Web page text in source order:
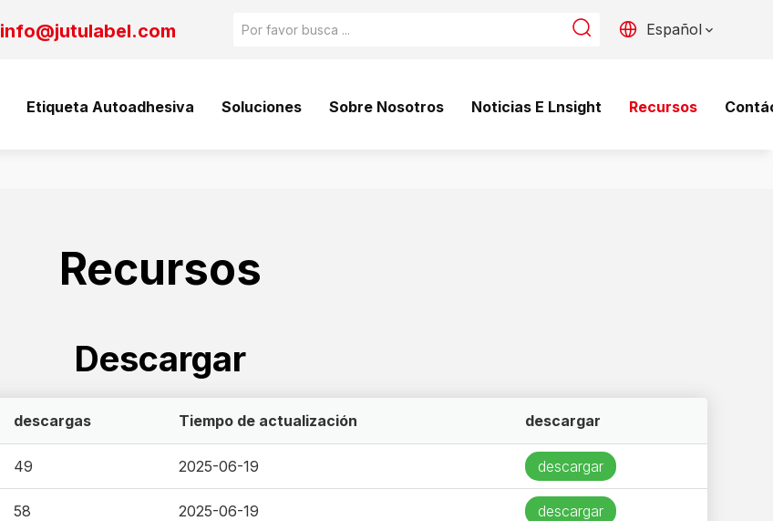
info@jutulabel.com Español
Etiqueta Autoadhesiva Soluciones Sobre Nosotros Noticias E Lnsight Recursos
Recursos
Descargar
descargas Tiempo de actualización descargar
49 2025-06-19 descargar
58 2025-06-19 descargar